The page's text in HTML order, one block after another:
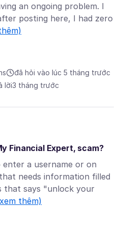
an ongoing problem. I
posting here, I had zero
đã hỏi vào lúc 5 tháng trước
lời3 tháng trước
Financial Expert, scam?
a username or on
needs information filled
that says "unlock your
thêm)